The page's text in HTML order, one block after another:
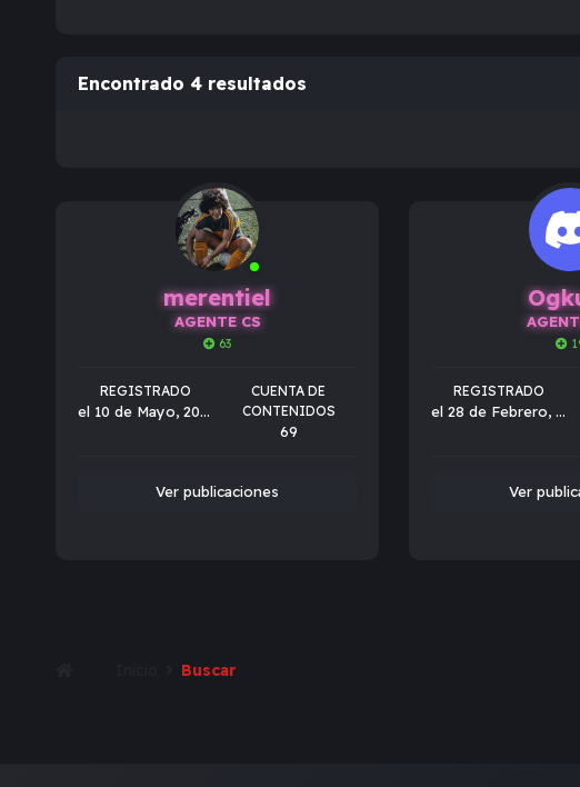
Encontrado 4 resultados
merentiel
AGENTE CS
63
REGISTRADO
el 10 de Mayo, 2024
CUENTA DE
CONTENIDOS
69
Ver publicaciones
REGISTRADO
el 28 de Febrero, 2024
Ver
Buscar